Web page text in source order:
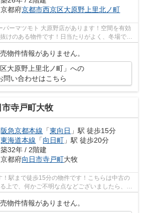
京都府京都市西京区大原野上里北ノ町
ーマツモト 大原野店があります！空間を有効
けのある物件です！日当たりがよく、冬場でも
物件情報がありません。
区大原野上里北ノ町」への
問い合わせはこちら
市寺戸町大牧
阪急京都本線 「東向日 」駅 徒歩15分
東海道本線 「向日町 」駅 徒歩20分
築32年 / 2階建
京都府向日市寺戸町大牧
駅まで徒歩15分の物件です！こちらは中古の
上で、何かご不明な点などございましたら、お
物件情報がありません。